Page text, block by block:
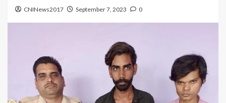
CNINews2017 September 7, 2023 0